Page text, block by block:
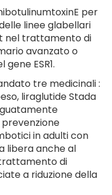
per
linee glabellari
nel trattamento di
avanzato o
ESR1.
tre medicinali :
liraglutide Stada
in adulti con
libera anche al
di
a riduzione della